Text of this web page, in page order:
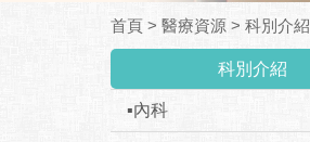
首頁 > 醫療資源 > 科別介紹
科別介紹
▪內科